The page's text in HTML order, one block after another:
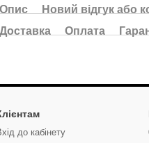
Опис
Новий відгук або
Доставка
Оплата
до кабінету